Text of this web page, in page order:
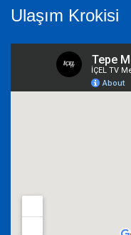
Ulaşım Krokisi